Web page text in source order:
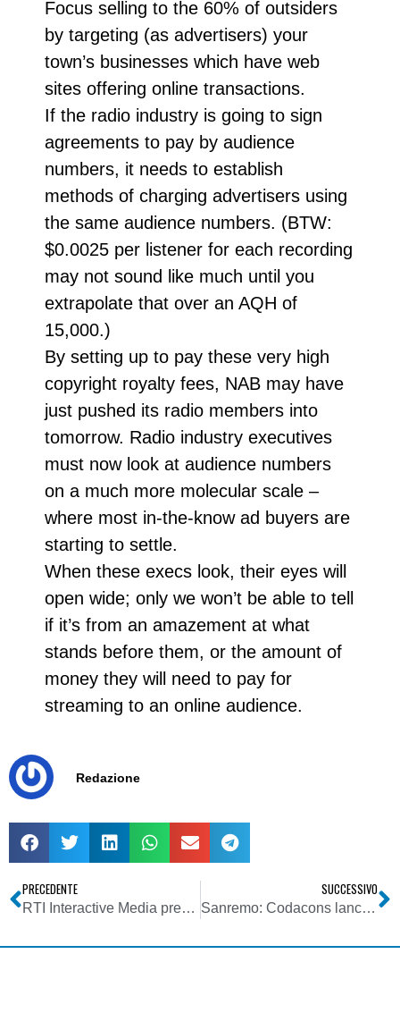
Focus selling to the 60% of outsiders
by targeting (as advertisers) your
town’s businesses which have web
sites offering online transactions.
If the radio industry is going to sign
agreements to pay by audience
numbers, it needs to establish
methods of charging advertisers using
the same audience numbers. (BTW:
$0.0025 per listener for each recording
may not sound like much until you
extrapolate that over an AQH of
15,000.)
By setting up to pay these very high
copyright royalty fees, NAB may have
just pushed its radio members into
tomorrow. Radio industry executives
must now look at audience numbers
on a much more molecular scale –
where most in-the-know ad buyers are
starting to settle.
When these execs look, their eyes will
open wide; only we won’t be able to tell
if it’s from an amazement at what
stands before them, or the amount of
money they will need to pay for
streaming to an online audience.
Redazione
PRECEDENTE
RTI Interactive Media presenta Tv Mediaset
SUCCESSIVO
Sanremo: Codacons lancia lo “Sciopero del televoto”